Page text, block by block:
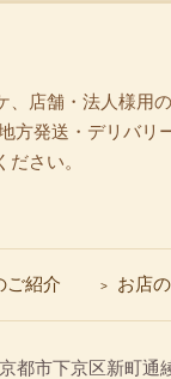
店舗・法人様用の
方発送・デリバリ
さい。
ご紹介 お店
都市下京区新町通